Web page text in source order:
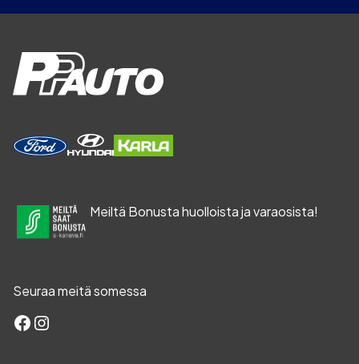
Meiltä Bonusta huolloista ja varaosista!
Seuraa meitä somessa
Facebook
Instagram